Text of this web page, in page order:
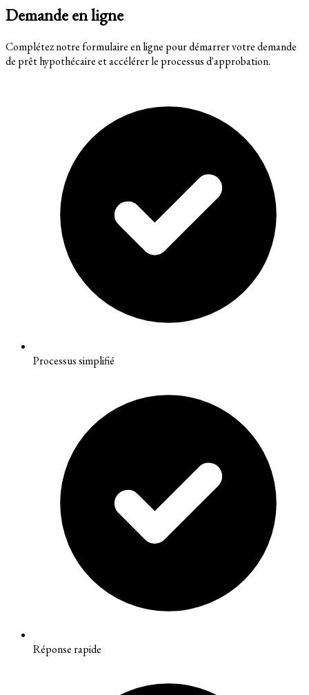
Demande en ligne
Complétez notre formulaire en ligne pour démarrer votre demande
de prêt hypothécaire et accélérer le processus d'approbation.
Processus simplifié
Réponse rapide